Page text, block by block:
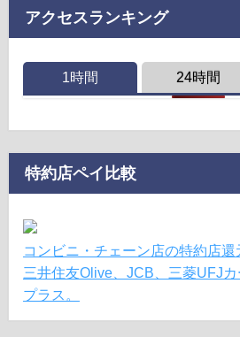
アクセスランキング
1時間 24時間
特約店ペイ比較
コンビニ・チェーン店の特約店還
三井住友Olive、JCB、三菱UFJ
プラス。